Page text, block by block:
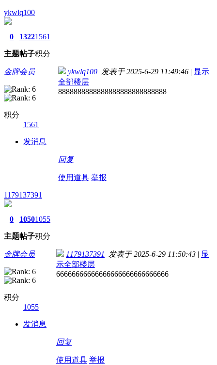
ykwlq100
0
主题
1322
帖子
1561
积分
金牌会员
积分
1561
发消息
ykwlq100 发表于 2025-6-29 11:49:46 | 显示
全部楼层
8888888888888888888888888888
回复
使用道具 举报
1179137391
0
主题
1050
帖子
1055
积分
金牌会员
积分
1055
发消息
1179137391 发表于 2025-6-29 11:50:43 | 显
示全部楼层
66666666666666666666666666666
回复
使用道具 举报